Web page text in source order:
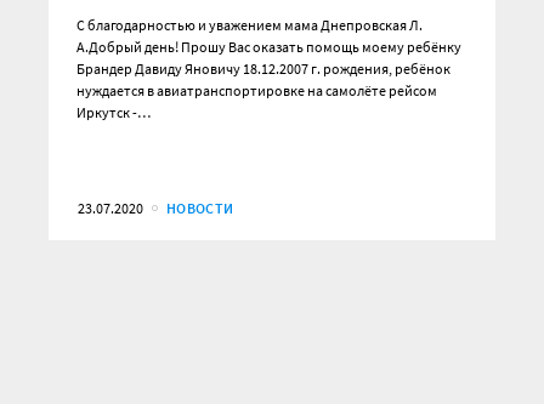
С благодарностью и уважением мама Днепровская Л.
А.Добрый день! Прошу Вас оказать помощь моему ребёнку
Брандер Давиду Яновичу 18.12.2007 г. рождения, ребёнок
нуждается в авиатранспортировке на самолёте рейсом
Иркутск -…
23.07.2020 НОВОСТИ